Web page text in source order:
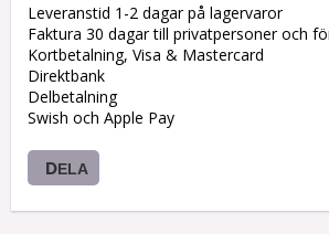
Leveranstid 1-2 dagar på lagervaror
Faktura 30 dagar till privatpersoner och
Kortbetalning, Visa & Mastercard
Direktbank
Delbetalning
Swish och Apple Pay
DELA